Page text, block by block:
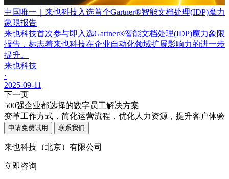
中国唯一｜来也科技入选首个Gartner®智能文档处理(IDP)魔力
象限报告
来也科技首次参与即入选Gartner®智能文档处理(IDP)魔力象限
报告，标志着来也科技在企业自动化领域扩展影响力的进一步
提升。
来也科技
·
2025-09-11
下一页
500强企业都选择的数字员工解决方案
变革工作方式，简化运营流程，优化人力资源，提升客户体验
申请免费试用 联系我们
来也科技（北京）有限公司
立即咨询